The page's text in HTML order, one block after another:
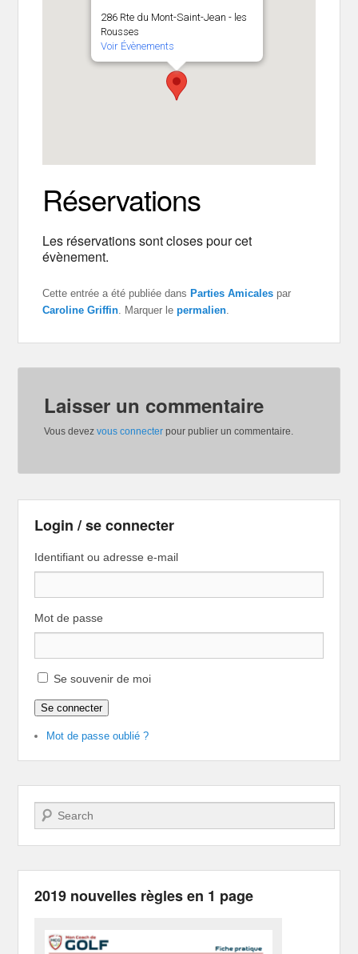
286 Rte du Mont-Saint-Jean - les
Rousses
Voir Évènements
Réservations
Les réservations sont closes pour cet
évènement.
Cette entrée a été publiée dans Parties Amicales par
Caroline Griffin. Marquer lepermalien.
Laisser un commentaire
Vous devezvous connecter pour publier un commentaire.
Login / se connecter
Identifiant ou adresse e-mail
Mot de passe
Se souvenir de moi
Se connecter
Mot de passe oublié ?
Recherche
2019 nouvelles règles en 1 page